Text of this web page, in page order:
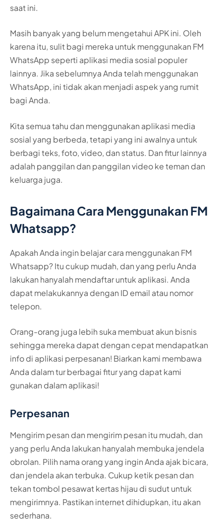
saat ini.
Masih banyak yang belum mengetahui APK ini. Oleh
karena itu, sulit bagi mereka untuk menggunakan FM
WhatsApp seperti aplikasi media sosial populer
lainnya. Jika sebelumnya Anda telah menggunakan
WhatsApp, ini tidak akan menjadi aspek yang rumit
bagi Anda.
Kita semua tahu dan menggunakan aplikasi media
sosial yang berbeda, tetapi yang ini awalnya untuk
berbagi teks, foto, video, dan status. Dan fitur lainnya
adalah panggilan dan panggilan video ke teman dan
keluarga juga.
Bagaimana Cara Menggunakan FM
Whatsapp?
Apakah Anda ingin belajar cara menggunakan FM
Whatsapp? Itu cukup mudah, dan yang perlu Anda
lakukan hanyalah mendaftar untuk aplikasi. Anda
dapat melakukannya dengan ID email atau nomor
telepon.
Orang-orang juga lebih suka membuat akun bisnis
sehingga mereka dapat dengan cepat mendapatkan
info di aplikasi perpesanan! Biarkan kami membawa
Anda dalam tur berbagai fitur yang dapat kami
gunakan dalam aplikasi!
Perpesanan
Mengirim pesan dan mengirim pesan itu mudah, dan
yang perlu Anda lakukan hanyalah membuka jendela
obrolan. Pilih nama orang yang ingin Anda ajak bicara,
dan jendela akan terbuka. Cukup ketik pesan dan
tekan tombol pesawat kertas hijau di sudut untuk
mengirimnya. Pastikan internet dihidupkan, itu akan
sederhana.